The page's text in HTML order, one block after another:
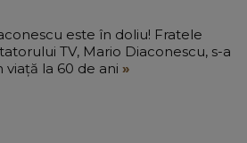
este în doliu! Fratele
TV, Mario Diaconescu, s-a
viață la 60 de ani